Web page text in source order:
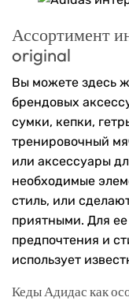
Ассортимент
original
Вы можете здесь
брендовых
сумки, кепки,
тренировочный
или аксессуары
необходимые
стиль, или
приятными. Для
предпочтения и
использует
Кеды Адидас как